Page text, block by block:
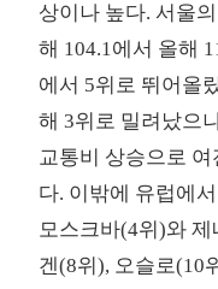
상이나 높다. 서울
해 104.1에서 올해
에서 5위로 뛰어올
해 3위로 밀려났으
교통비 상승으로
다. 이밖에 유럽에
모스크바(4위)와
겐(8위), 오슬로(10